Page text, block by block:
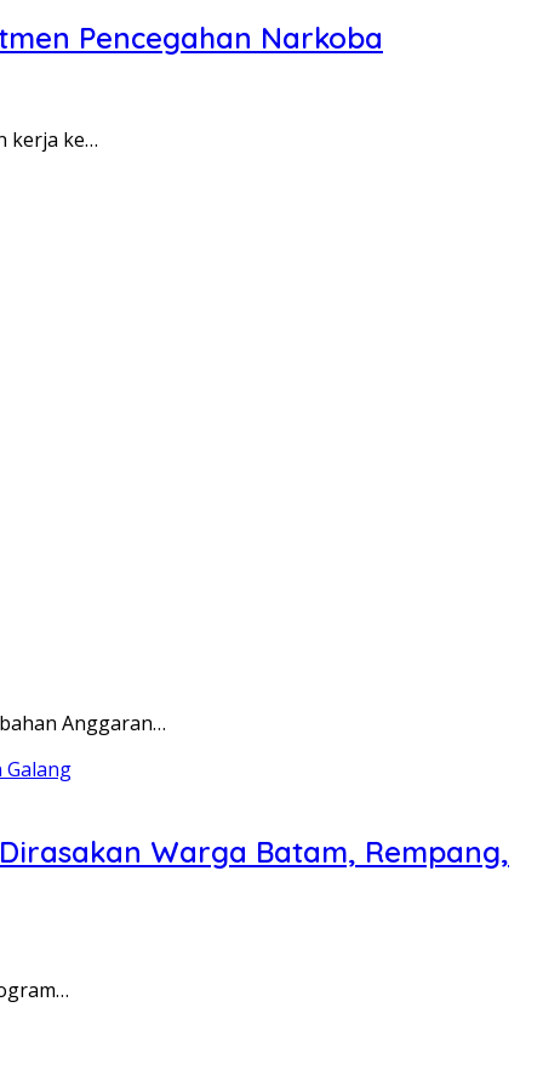
Pencegahan Narkoba
kerja ke…
Anggaran…
Warga Batam, Rempang,